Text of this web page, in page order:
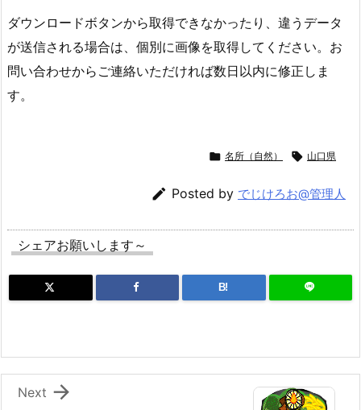
ダウンロードボタンから取得できなかったり、違うデータ
が送信される場合は、個別に画像を取得してください。お
問い合わせからご連絡いただければ数日以内に修正しま
す。
 名所（自然）  山口県
 Posted by でじけろお@管理人
シェアお願いします～
B!

Next